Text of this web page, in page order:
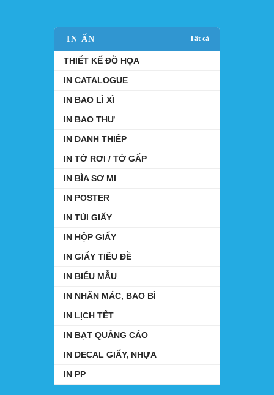
IN ẤN Tất cả
THIẾT KẾ ĐỒ HỌA
IN CATALOGUE
IN BAO LÌ XÌ
IN BAO THƯ
IN DANH THIẾP
IN TỜ RƠI / TỜ GẤP
IN BÌA SƠ MI
IN POSTER
IN TÚI GIẤY
IN HỘP GIẤY
IN GIẤY TIÊU ĐỀ
IN BIỂU MẪU
IN NHÃN MÁC, BAO BÌ
IN LỊCH TẾT
IN BẠT QUẢNG CÁO
IN DECAL GIẤY, NHỰA
IN PP